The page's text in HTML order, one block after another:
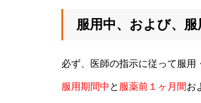
服用中、および、
必ず、医師の指示に従って服用
服用期間中 と 服薬前１ヶ月間お